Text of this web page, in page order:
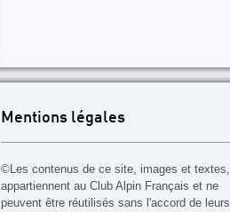
Mentions légales
©Les contenus de ce site, images et textes,
appartiennent au Club Alpin Français et ne
peuvent être réutilisés sans l'accord de leurs